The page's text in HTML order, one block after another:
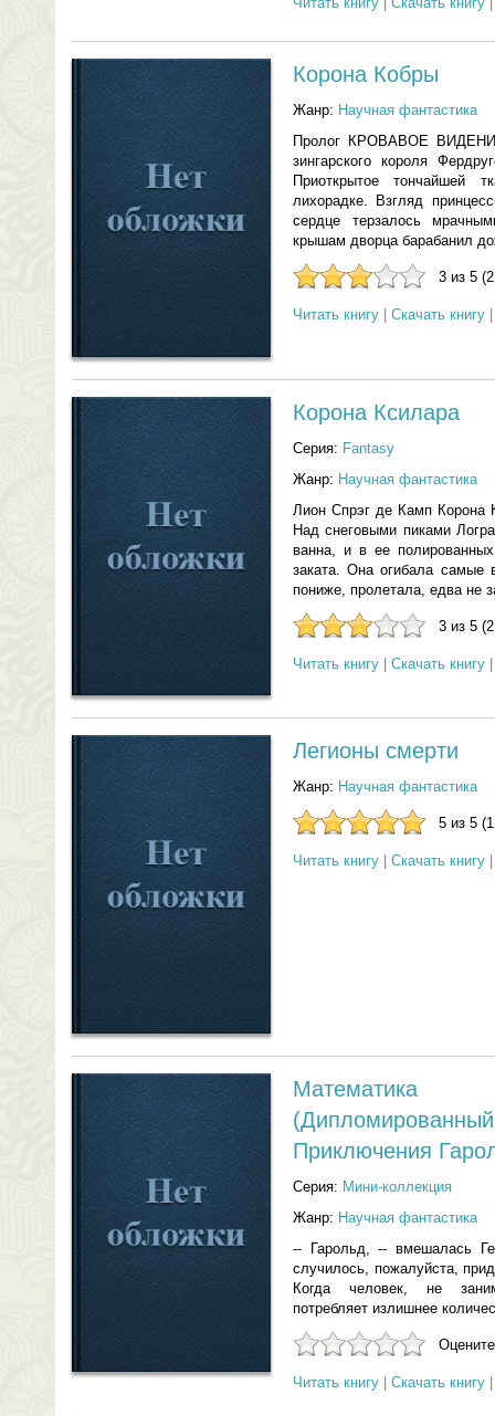
Корона Кобры
Жанр: Научная фантастика
Пролог КРОВАВОЕ
зингарского короля
Приоткрытое
лихорадке. Взгляд
сердце терзалось
крышам дворца барабанил
3 из 5
Читать книгу Скачать книгу
Корона Ксилара
Серия: Fantasy
Жанр: Научная фантастика
Лион Спрэг де Камп
Над снеговыми пиками
ванна, и в ее
заката. Она огибала
пониже, пролетала, едва не
3 из 5
Читать книгу Скачать книгу
Легионы смерти
Жанр: Научная фантастика
5 из 5
Читать книгу Скачать книгу
Приключения
Серия: Мини-коллекция
Жанр: Научная фантастика
-- Гарольд, -- вмешалась
случилось, пожалуйста,
Когда человек, не
потребляет излишнее
Читать книгу Скачать книгу